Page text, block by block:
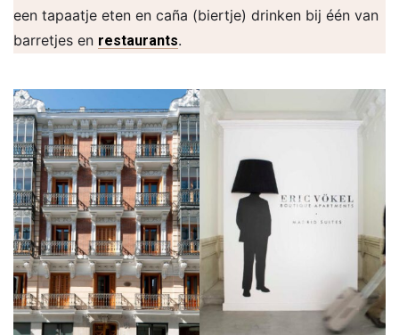
een tapaatje eten en caña (biertje) drinken bij één van
barretjes en restaurants.